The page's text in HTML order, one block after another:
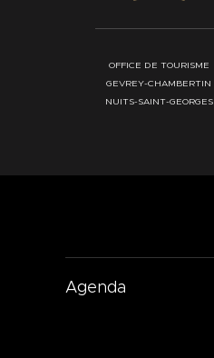
OFFICE DE TOURISME
GEVREY-CHAMBERTIN
NUITS-SAINT-GEORGES
Agenda